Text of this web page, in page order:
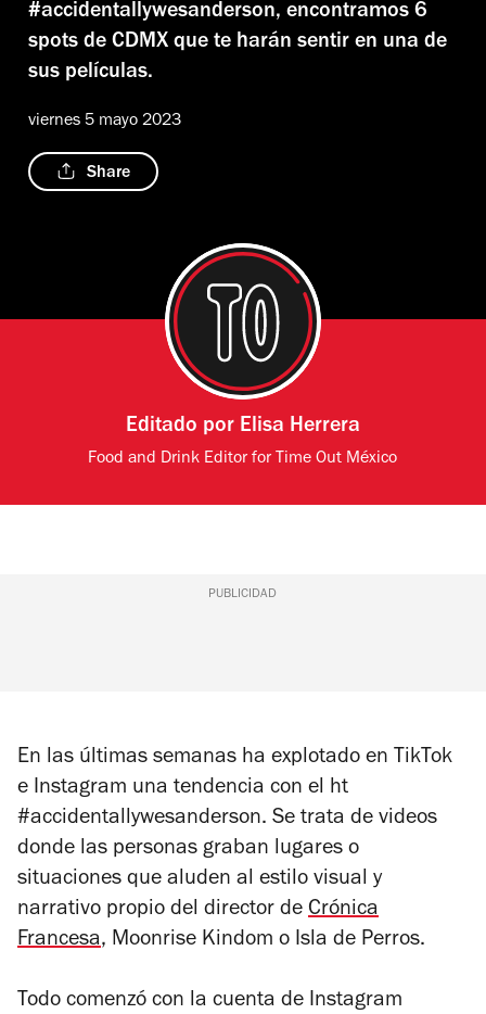
#accidentallywesanderson, encontramos 6
spots de CDMX que te harán sentir en una de
sus películas.
viernes 5 mayo 2023
Share
Editado por Elisa Herrera
Food and Drink Editor for Time Out México
PUBLICIDAD
En las últimas semanas ha explotado en TikTok
e Instagram una tendencia con el ht
#accidentallywesanderson. Se trata de videos
donde las personas graban lugares o
situaciones que aluden al estilo visual y
narrativo propio del director de Crónica
Francesa, Moonrise Kindom o Isla de Perros.
Todo comenzó con la cuenta de Instagram